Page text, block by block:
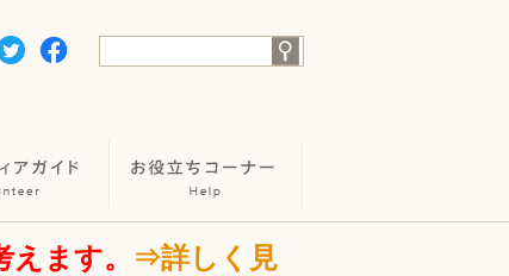
ます。
⇒詳しく見